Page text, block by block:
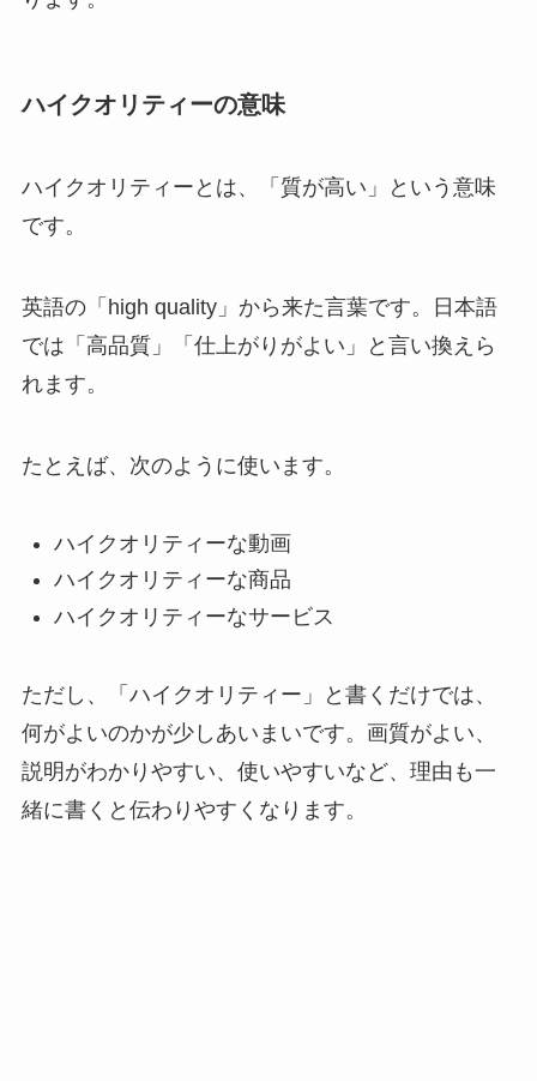
ハイクオリティーの意味
ハイクオリティーとは、「質が高い」という意味
です。
英語の「high quality」から来た言葉です。日本語
では「高品質」「仕上がりがよい」と言い換えら
れます。
たとえば、次のように使います。
ハイクオリティーな動画
ハイクオリティーな商品
ハイクオリティーなサービス
ただし、「ハイクオリティー」と書くだけでは、
何がよいのかが少しあいまいです。画質がよい、
説明がわかりやすい、使いやすいなど、理由も一
緒に書くと伝わりやすくなります。